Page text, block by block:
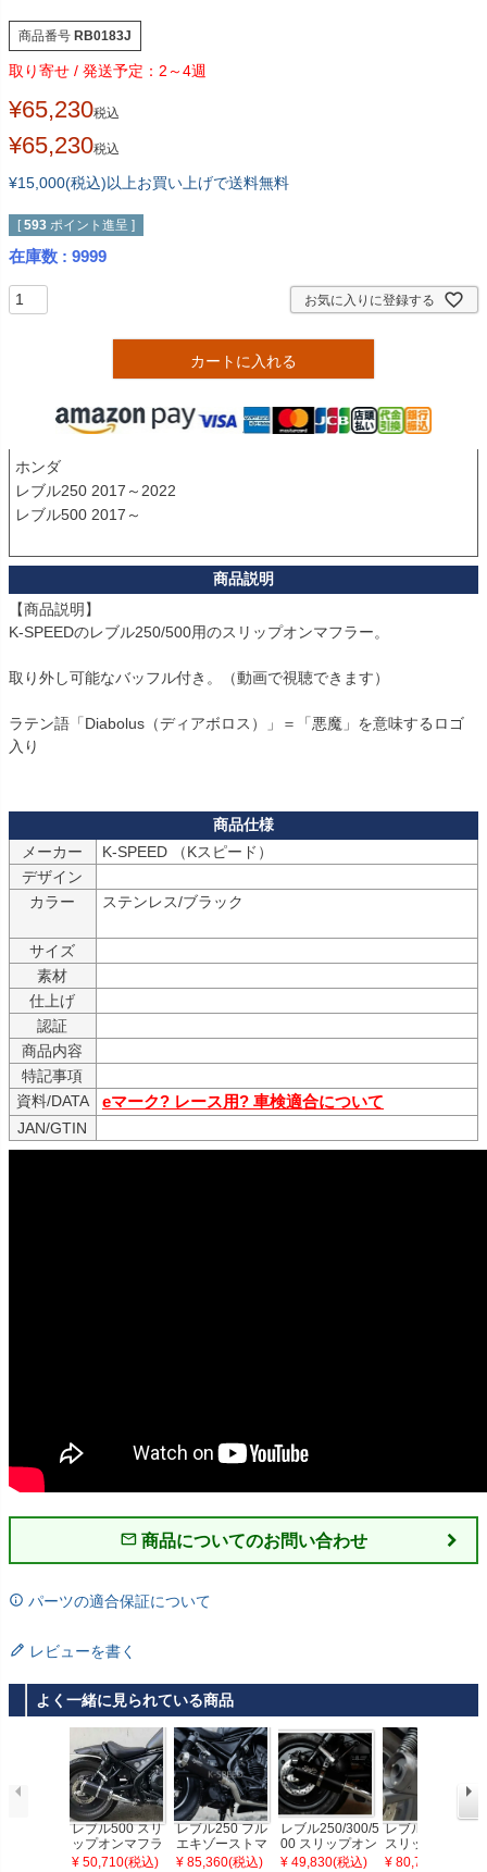
商品番号 RB0183J
2～4週
¥65,230税込
¥65,230税込
¥15,000(税込)以上お買い上げで送料無料
[ 593 ポイント進呈 ]
在庫数 9999
お気に入りに登録する
カートに入れる
ホンダ
レブル250 2017～2022
レブル500 2017～
【商品説明】
K-SPEEDのレブル250/500用のスリップオンマフラー。
取り外し可能なバッフル付き。（動画で視聴できます）
ラテン語「Diabolus（ディアボロス）」＝「悪魔」を意味するロゴ
入り
メーカー
K-SPEED （Kスピード）
デザイン
カラー
ステンレス/ブラック
サイズ
素材
仕上げ
認証
商品内容
特記事項
資料/DATA
eマーク? レース用? 車検適合について
JAN/GTIN
商品についてのお問い合わせ
パーツの適合保証について
レビューを書く
よく一緒に見られている商品
レブル500 スリ
ップオンマフラ
ー カーボン ディ
¥ 50,710(税込)
レブル250 フル
エキゾーストマ
フラー Diabolus
¥ 85,360(税込)
レブル250/300/5
00 スリップオン
マフラー ディア
¥ 49,830(税込)
レブル250 25-
スリップオン マ
フラー "BAZOOK
¥ 80,740(税込)